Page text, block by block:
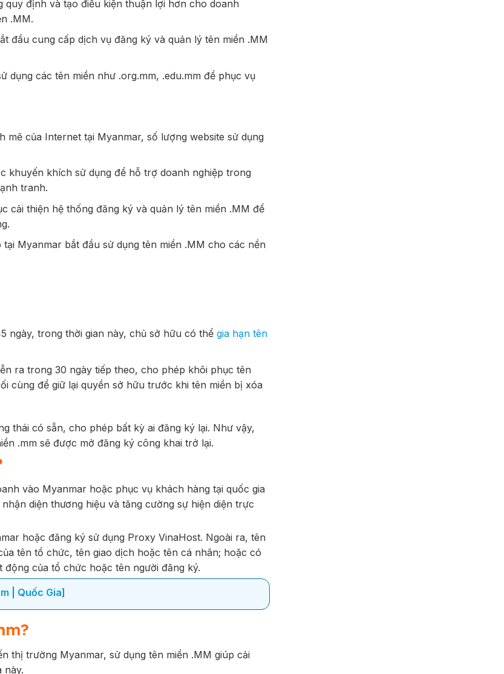
định và tạo điều kiện thuận lợi hơn cho doanh
.MM.
đầu cung cấp dịch vụ đăng ký và quản lý tên miền .MM
dụng các tên miền như .org.mm, .edu.mm để phục vụ
mẽ của Internet tại Myanmar, số lượng website sử dụng
khuyến khích sử dụng để hỗ trợ doanh nghiệp trong
tranh.
cải thiện hệ thống đăng ký và quản lý tên miền .MM để
tại Myanmar bắt đầu sử dụng tên miền .MM cho các nền
ngày, trong thời gian này, chủ sở hữu có thể gia hạn tên
ra trong 30 ngày tiếp theo, cho phép khôi phục tên
cùng để giữ lại quyền sở hữu trước khi tên miền bị xóa
thái có sẵn, cho phép bất kỳ ai đăng ký lại. Như vậy,
.mm sẽ được mở đăng ký công khai trở lại.
vào Myanmar hoặc phục vụ khách hàng tại quốc gia
diện thương hiệu và tăng cường sự hiện diện trực
hoặc đăng ký sử dụng Proxy VinaHost. Ngoài ra, tên
tên tổ chức, tên giao dịch hoặc tên cá nhân; hoặc có
của tổ chức hoặc tên người đăng ký.
| Quốc Gia]
thị trường Myanmar, sử dụng tên miền .MM giúp cải
này.